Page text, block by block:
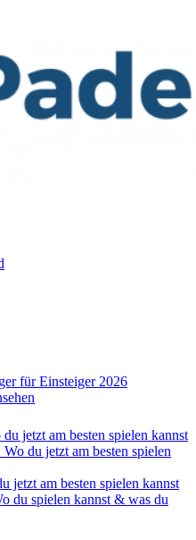
für Einsteiger 2026
jetzt am besten spielen kannst
du jetzt am besten spielen
jetzt am besten spielen kannst
du spielen kannst & was du